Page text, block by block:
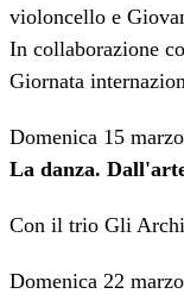
violoncello e
In collaborazione
Giornata
Domenica 15
La danza.
Con il trio Gli
Domenica 22